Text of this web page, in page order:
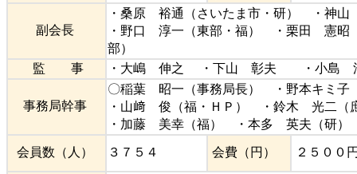
副会長
・桑原 裕通（さいたま市・研） ・神
・野口 淳一（東部・福） ・栗田 憲昭
部）
監 事
・大嶋 伸之 ・下山 彰夫 ・小島
事務局幹事
〇稲葉 昭一（事務局長） ・野本キミ
・山﨑 俊（福・ＨＰ） ・鈴木 光二
・加藤 美幸（福） ・本多 英夫（研
会員数（人） ３７５４ 会費（円） ２５００